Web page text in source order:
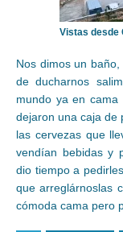
Vistas desde
Nos dimos un
de ducharnos
mundo ya en
dejaron una caja de
las cervezas que
vendían bebidas y
dio tiempo a
que arreglárnoslas
cómoda cama pero